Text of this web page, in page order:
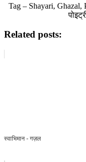
Tag – Shayari, Ghazal,
Related posts:
स्वाभिमान - गज़ल